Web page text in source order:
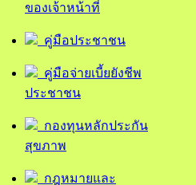
ของเจ้าหน้าที่
คู่มือประชาชน
คู่มือจ่ายเบี้ยยังชีพ
ประชาชน
กองทุนหลักประกัน
สุขภาพ
กฎหมายและ